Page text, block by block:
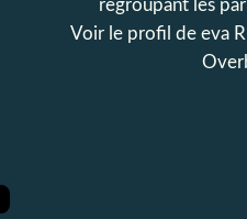
regroupant les
Voir le profil de eva